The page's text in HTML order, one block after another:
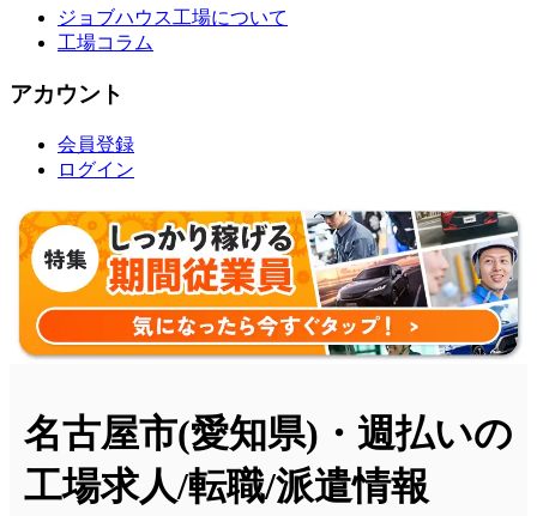
ジョブハウス工場について
工場コラム
アカウント
会員登録
ログイン
名古屋市(愛知県)・週払いの
工場求人/転職/派遣情報